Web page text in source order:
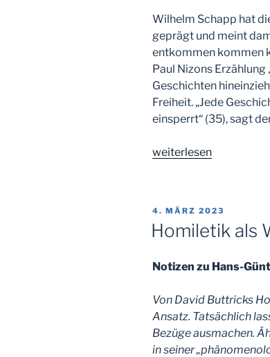
Wilhelm Schapp hat
geprägt und meint
entkommen kommen
Paul Nizons Erzählung
Geschichten
Freiheit. „Jede
einsperrt“ (35), sagt
„Recherchieren
weiterlesen
VERÖFFENTLICHT
4. MÄRZ 2023
Homiletik als
Notizen zu Hans-
Von David Buttricks
Ansatz. Tatsächlich
Bezüge ausmachen.
in seiner